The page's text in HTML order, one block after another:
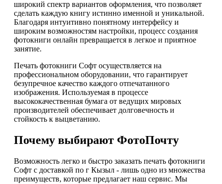
широкий спектр вариантов оформления, что позволяет
сделать каждую книгу истинно именной и уникальной.
Благодаря интуитивно понятному интерфейсу и
широким возможностям настройки, процесс создания
фотокниги онлайн превращается в легкое и приятное
занятие.
Печать фотокниги Софт осуществляется на
профессиональном оборудовании, что гарантирует
безупречное качество каждого отпечатанного
изображения. Используемая в процессе
высококачественная бумага от ведущих мировых
производителей обеспечивает долговечность и
стойкость к выцветанию.
Почему выбирают ФотоПочту
Возможность легко и быстро заказать печать фотокниги
Софт с доставкой по г Кызыл - лишь одно из множества
преимуществ, которые предлагает наш сервис. Мы